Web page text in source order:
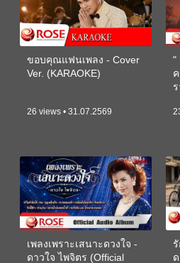
ขอบคุณแฟนเพลง - Cover
Ver. (KARAOKE)
26 views • 31.07.2569
"
เพลงเพราะเสนาะดวงใจ -
ดาวใจ ไพจิตร (Official